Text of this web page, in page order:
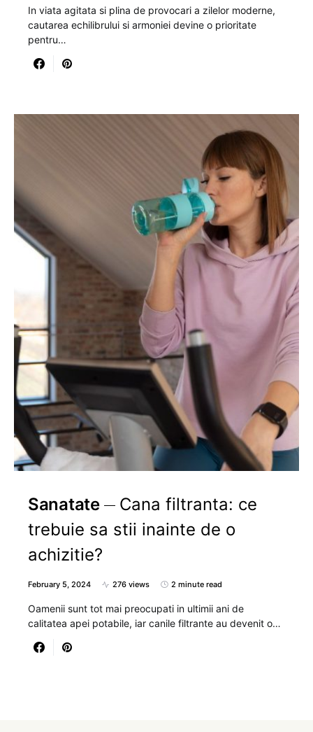
In viata agitata si plina de provocari a zilelor moderne,
cautarea echilibrului si armoniei devine o prioritate
pentru…
Sanatate
Cana filtranta: ce
trebuie sa stii inainte de o
achizitie?
February 5, 2024 276 views 2 minute read
Oamenii sunt tot mai preocupati in ultimii ani de
calitatea apei potabile, iar canile filtrante au devenit o…